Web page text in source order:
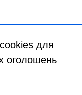
для
оголошень